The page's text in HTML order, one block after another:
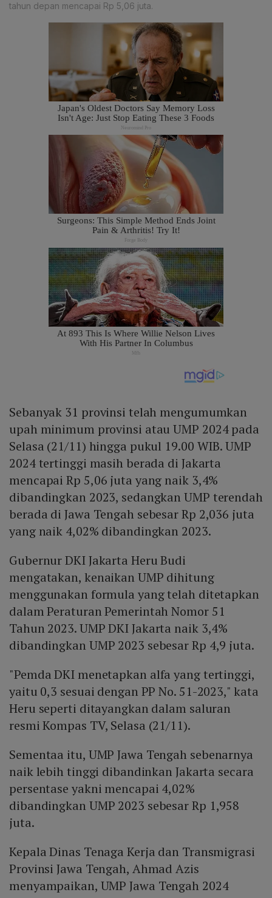
tahun depan mencapai Rp 5,06 juta.
Sebanyak 31 provinsi telah mengumumkan
upah minimum provinsi atau UMP 2024 pada
Selasa (21/11) hingga pukul 19.00 WIB. UMP
2024 tertinggi masih berada di Jakarta
mencapai Rp 5,06 juta yang naik 3,4%
dibandingkan 2023, sedangkan UMP terendah
berada di Jawa Tengah sebesar Rp 2,036 juta
yang naik 4,02% dibandingkan 2023.
Gubernur DKI Jakarta Heru Budi
mengatakan, kenaikan UMP dihitung
menggunakan formula yang telah ditetapkan
dalam Peraturan Pemerintah Nomor 51
Tahun 2023. UMP DKI Jakarta naik 3,4%
dibandingkan UMP 2023 sebesar Rp 4,9 juta.
"Pemda DKI menetapkan alfa yang tertinggi,
yaitu 0,3 sesuai dengan PP No. 51-2023," kata
Heru seperti ditayangkan dalam saluran
resmi Kompas TV, Selasa (21/11).
Sementaa itu, UMP Jawa Tengah sebenarnya
naik lebih tinggi dibandinkan Jakarta secara
persentase yakni mencapai 4,02%
dibandingkan UMP 2023 sebesar Rp 1,958
juta.
Kepala Dinas Tenaga Kerja dan Transmigrasi
Provinsi Jawa Tengah, Ahmad Azis
menyampaikan, UMP Jawa Tengah 2024